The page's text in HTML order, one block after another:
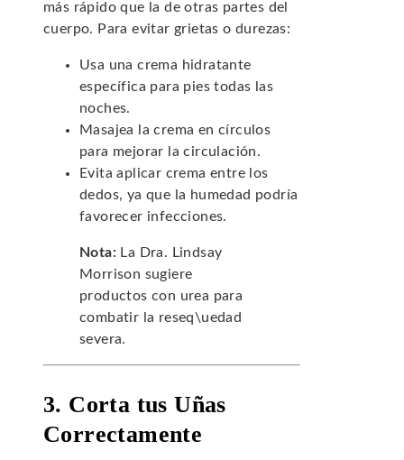
más rápido que la de otras partes del
cuerpo. Para evitar grietas o durezas:
Usa una crema hidratante
específica para pies todas las
noches.
Masajea la crema en círculos
para mejorar la circulación.
Evita aplicar crema entre los
dedos, ya que la humedad podría
favorecer infecciones.
Nota: La Dra. Lindsay
Morrison sugiere
productos con urea para
combatir la reseq\uedad
severa.
3. Corta tus Uñas
Correctamente